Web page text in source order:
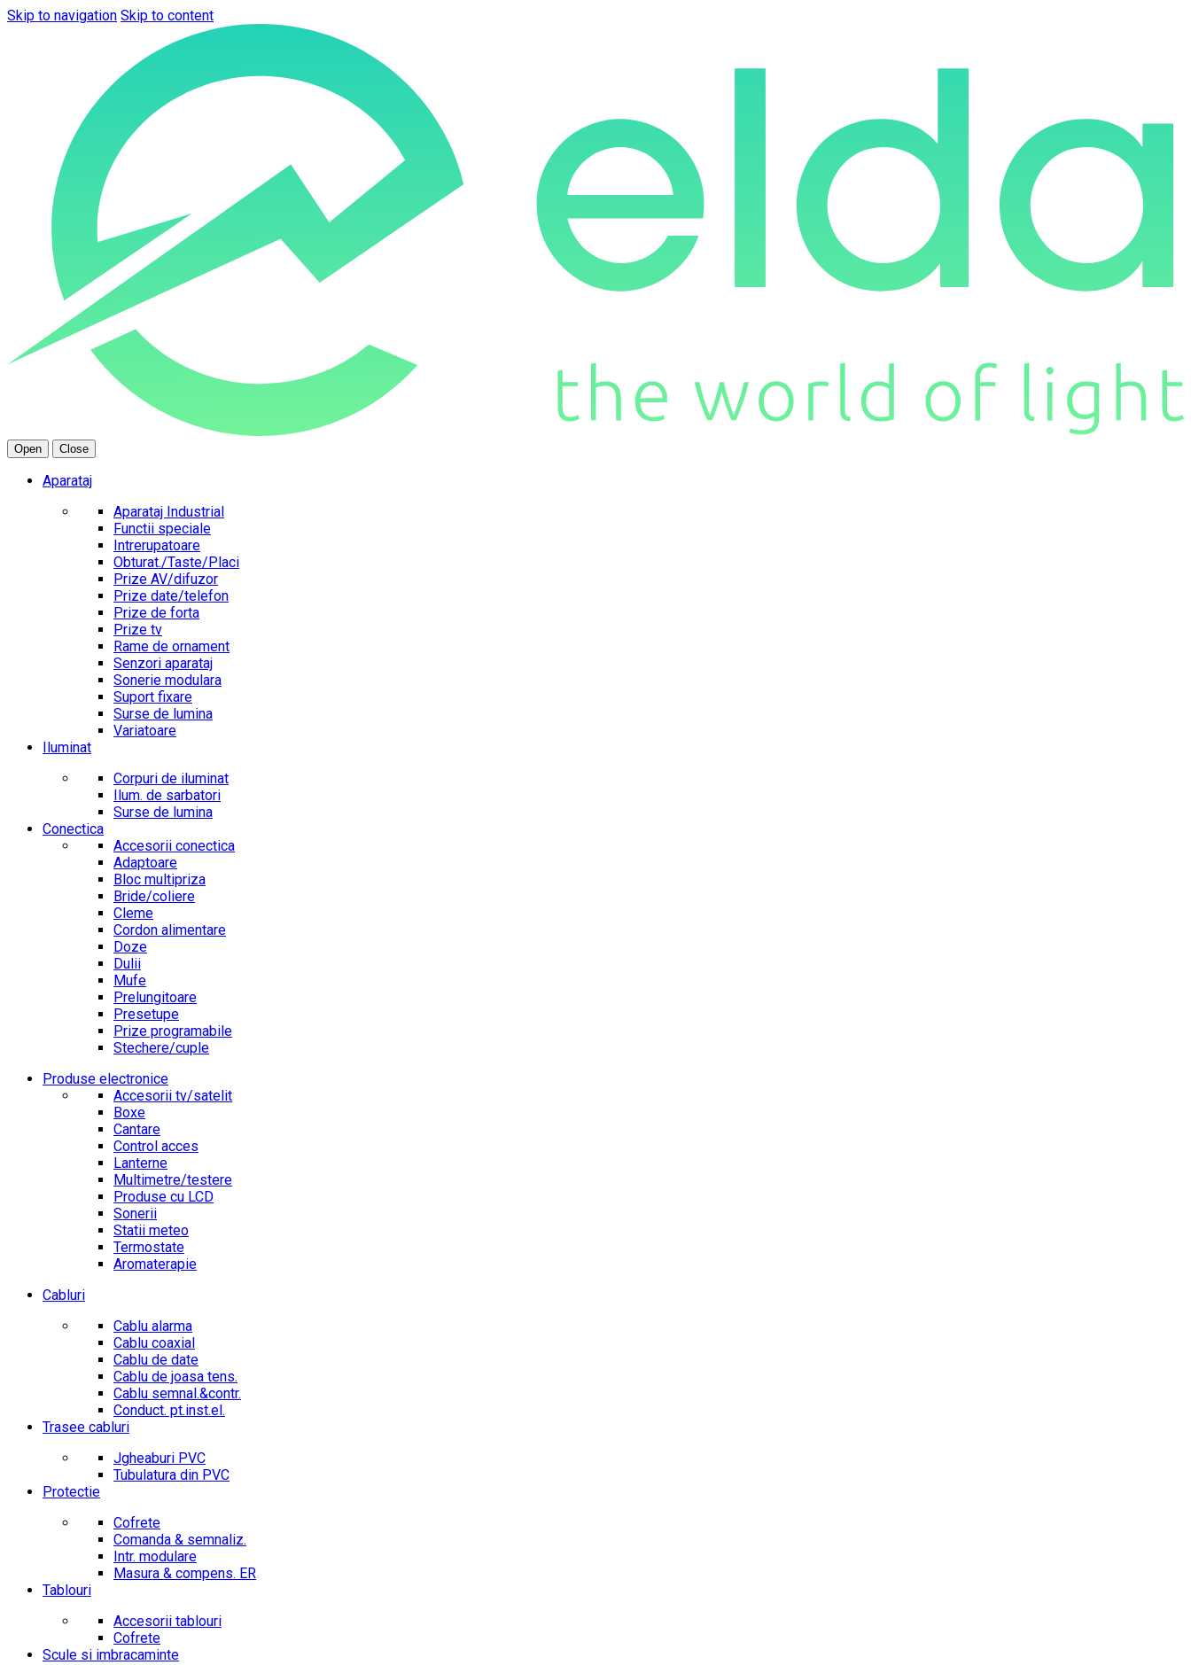
Skip to navigation Skip to content
Open Close
Aparataj
Aparataj Industrial
Functii speciale
Intrerupatoare
Obturat./Taste/Placi
Prize AV/difuzor
Prize date/telefon
Prize de forta
Prize tv
Rame de ornament
Senzori aparataj
Sonerie modulara
Suport fixare
Surse de lumina
Variatoare
Iluminat
Corpuri de iluminat
Ilum. de sarbatori
Surse de lumina
Conectica
Accesorii conectica
Adaptoare
Bloc multipriza
Bride/coliere
Cleme
Cordon alimentare
Doze
Dulii
Mufe
Prelungitoare
Presetupe
Prize programabile
Stechere/cuple
Produse electronice
Accesorii tv/satelit
Boxe
Cantare
Control acces
Lanterne
Multimetre/testere
Produse cu LCD
Sonerii
Statii meteo
Termostate
Aromaterapie
Cabluri
Cablu alarma
Cablu coaxial
Cablu de date
Cablu de joasa tens.
Cablu semnal.&contr.
Conduct. pt.inst.el.
Trasee cabluri
Jgheaburi PVC
Tubulatura din PVC
Protectie
Cofrete
Comanda & semnaliz.
Intr. modulare
Masura & compens. ER
Tablouri
Accesorii tablouri
Cofrete
Scule si imbracaminte